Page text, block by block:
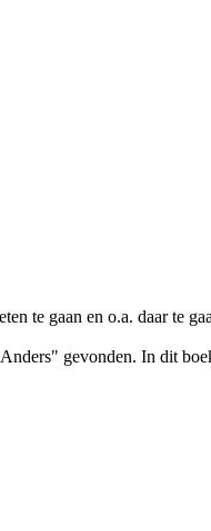
te gaan en o.a. daar te
gevonden. In dit